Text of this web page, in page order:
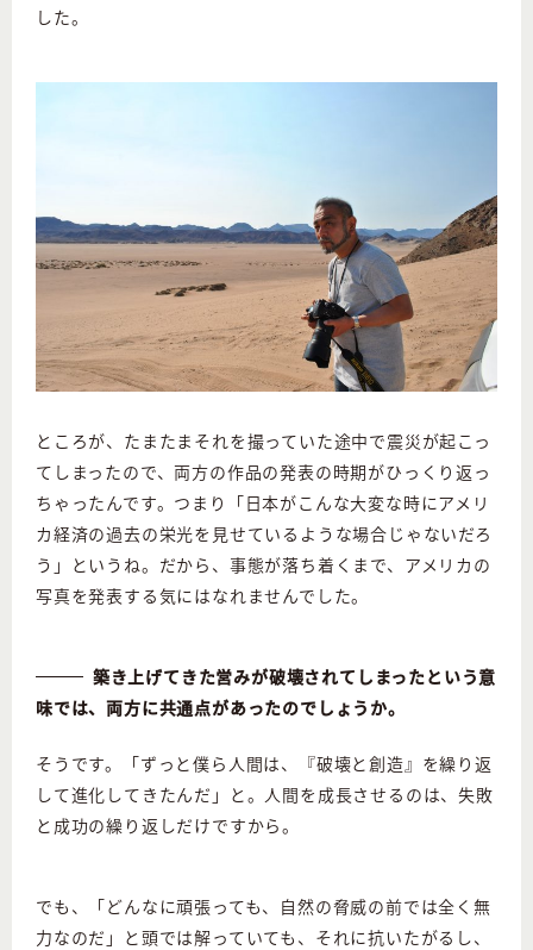
した。
ところが、たまたまそれを撮っていた途中で震災が起こっ
てしまったので、両方の作品の発表の時期がひっくり返っ
ちゃったんです。つまり「日本がこんな大変な時にアメリ
カ経済の過去の栄光を見せているような場合じゃないだろ
う」というね。だから、事態が落ち着くまで、アメリカの
写真を発表する気にはなれませんでした。
築き上げてきた営みが破壊されてしまったという意
味では、両方に共通点があったのでしょうか。
そうです。「ずっと僕ら人間は、『破壊と創造』を繰り返
して進化してきたんだ」と。人間を成長させるのは、失敗
と成功の繰り返しだけですから。
でも、「どんなに頑張っても、自然の脅威の前では全く無
力なのだ」と頭では解っていても、それに抗いたがるし、